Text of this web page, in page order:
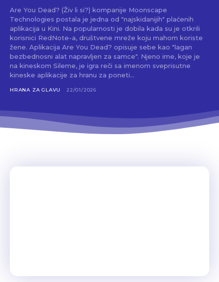
Are You Dead? (Živ li si?) kompanije Moonscape
Technologies postala je jedna od "najskidanijih" plaćenih
aplikacija u Kini. Na popularnosti je dobila kada su je otkrili
korisnici RedNote-a, društvene mreže koju mahom koriste
žene. Aplikacija Are You Dead? opisuje sebe kao "lagan
bezbednosni alat napravljen za samce". Njeno ime, koje je
na kineskom Sileme, je igra reči sa imenom sveprisutne
kineske aplikacije za hranu za poneti...
HRANA ZA GLAVU 22/01/2026